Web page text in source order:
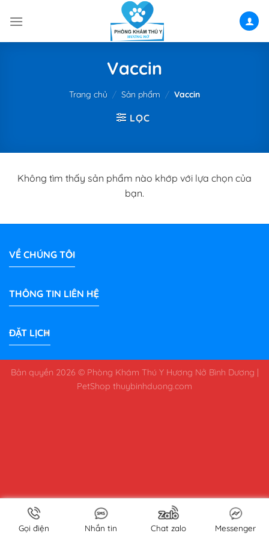
Vaccin
Trang chủ / Sản phẩm / Vaccin
LỌC
Không tìm thấy sản phẩm nào khớp với lựa chọn của
bạn.
VỀ CHÚNG TÔI
THÔNG TIN LIÊN HỆ
ĐẶT LỊCH
Bản quyền 2026 © Phòng Khám Thú Y Hương Nở Bình Dương |
PetShop thuybinhduong.com
Gọi điện Nhắn tin Chat zalo Messenger